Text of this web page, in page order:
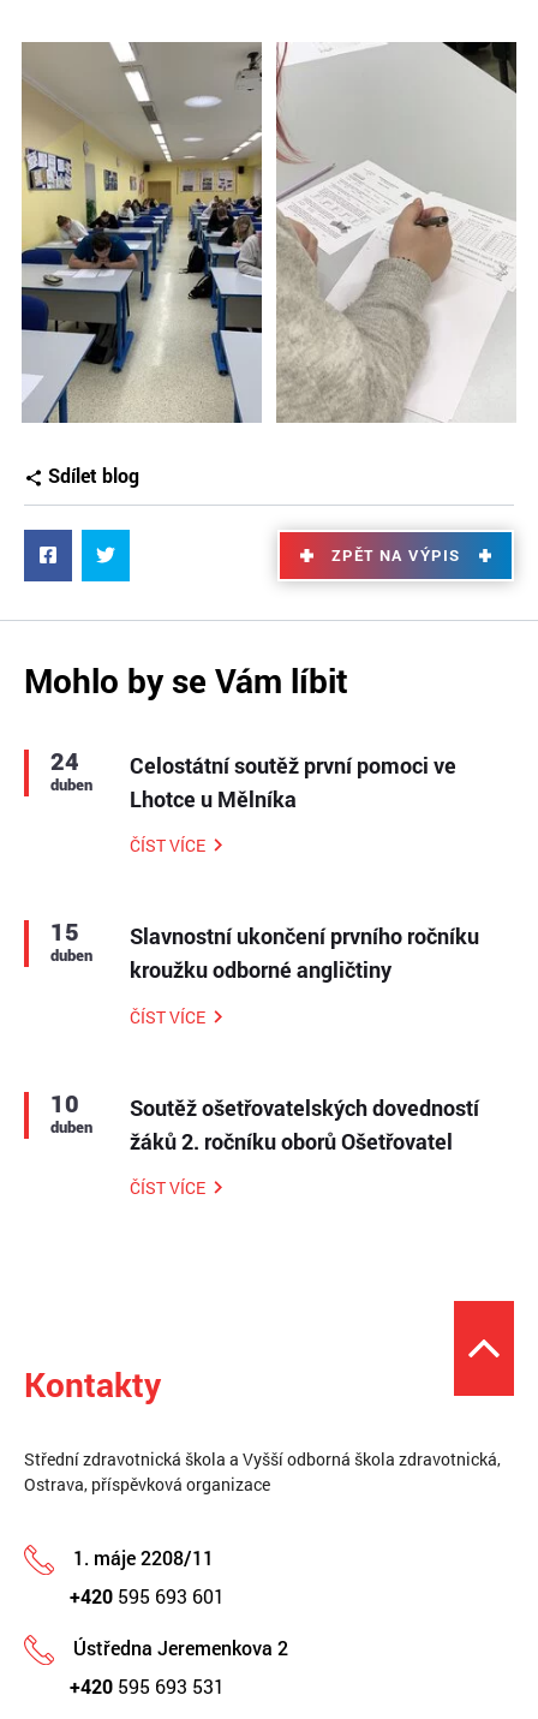
Sdílet blog
ZPĚT NA VÝPIS
Mohlo by se Vám líbit
24
duben
Celostátní soutěž první pomoci ve
Lhotce u Mělníka
ČÍST VÍCE
15
duben
Slavnostní ukončení prvního ročníku
kroužku odborné angličtiny
ČÍST VÍCE
10
duben
Soutěž ošetřovatelských dovedností
žáků 2. ročníku oborů Ošetřovatel
ČÍST VÍCE
Kontakty
Střední zdravotnická škola a Vyšší odborná škola zdravotnická,
Ostrava, příspěvková organizace
1. máje 2208/11
+420 595 693 601
Ústředna Jeremenkova 2
+420 595 693 531